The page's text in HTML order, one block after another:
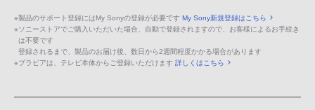
※製品のサポート登録にはMy Sonyの登録が必要です My Sony新規登録はこちら
※ソニーストアでご購入いただいた場合、自動で登録されますので、お客様によるお手続き
は不要です
登録されるまで、製品のお届け後、数日から2週間程度かかる場合があります
※ブラビアは、テレビ本体からご登録いただけます 詳しくはこちら